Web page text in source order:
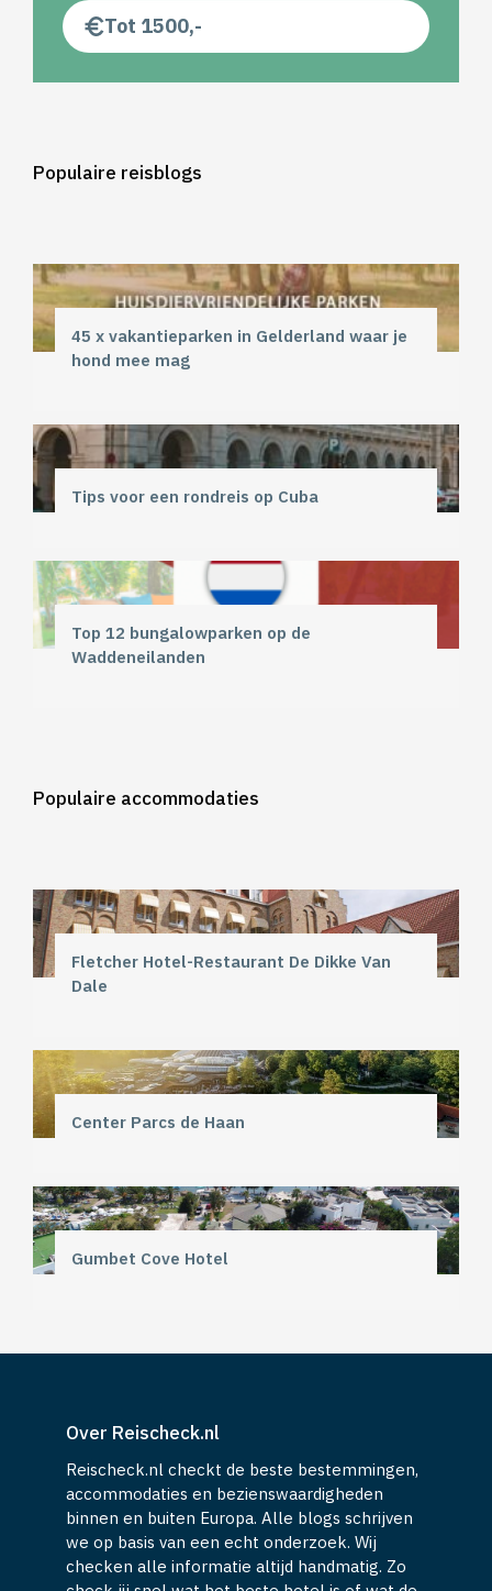
Tot 1500,-
Populaire reisblogs
45 x vakantieparken in Gelderland waar je
hond mee mag
Tips voor een rondreis op Cuba
Top 12 bungalowparken op de
Waddeneilanden
Populaire accommodaties
Fletcher Hotel-Restaurant De Dikke Van
Dale
Center Parcs de Haan
Gumbet Cove Hotel
Over Reischeck.nl
Reischeck.nl checkt de beste bestemmingen,
accommodaties en bezienswaardigheden
binnen en buiten Europa. Alle blogs schrijven
we op basis van een echt onderzoek. Wij
checken alle informatie altijd handmatig. Zo